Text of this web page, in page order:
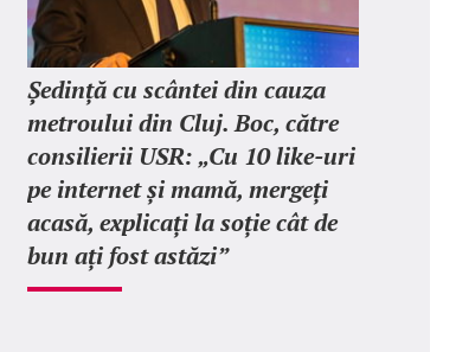
Ședință cu scântei din cauza
metroului din Cluj. Boc, către
consilierii USR: „Cu 10 like-uri
pe internet și mamă, mergeți
acasă, explicați la soție cât de
bun ați fost astăzi”